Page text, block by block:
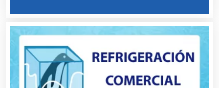
Artes Gráficas
Artesanías